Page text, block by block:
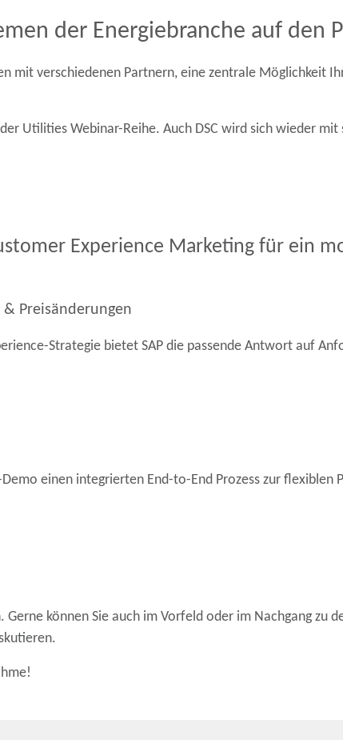
der Energiebranche auf den
mit verschiedenen Partnern, eine zentrale Möglichkeit
Utilities Webinar-Reihe. Auch DSC wird sich wieder
Experience Marketing für ein
Preisänderungen
Strategie bietet SAP die passende Antwort auf
einen integrierten End-to-End Prozess zur flexiblen
können Sie auch im Vorfeld oder im Nachgang zu